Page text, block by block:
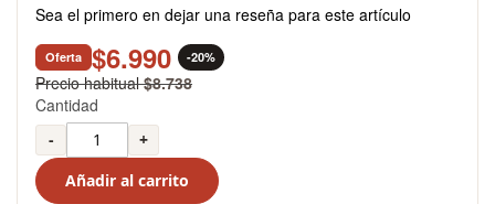
the
images
gallery
Sea el primero en dejar una reseña para este artículo
Oferta $6.990 -20%
Precio habitual $8.738
Cantidad
-
+
Añadir al carrito